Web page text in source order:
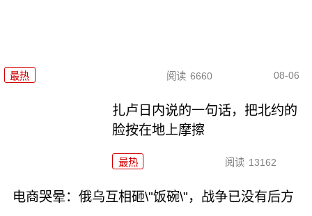
最热 阅读 6660 08-06
扎卢日内说的一句话，把北约的
脸按在地上摩擦
最热 阅读 13162
电商哭晕：俄乌互相砸\"饭碗\"，战争已没有后方